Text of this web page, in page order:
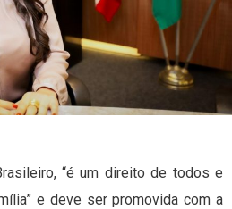
“é um direito de todos e
e deve ser promovida com a